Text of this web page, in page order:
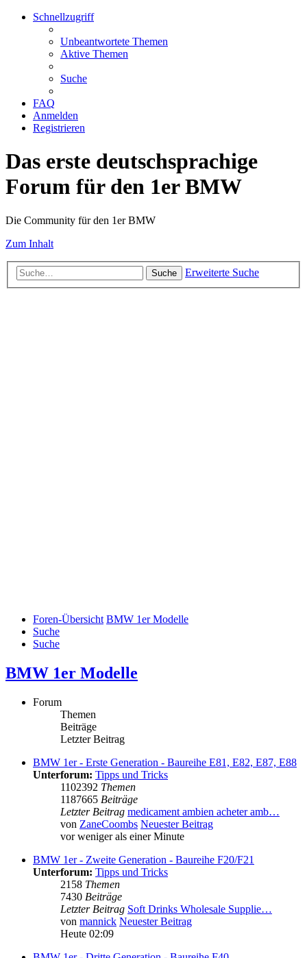
Schnellzugriff
Unbeantwortete Themen
Aktive Themen
Suche
FAQ
Anmelden
Registrieren
Das erste deutschsprachige
Forum für den 1er BMW
Die Community für den 1er BMW
Zum Inhalt
Suche Erweiterte Suche
Foren-Übersicht BMW 1er Modelle
Suche
Suche
BMW 1er Modelle
Forum
Themen
Beiträge
Letzter Beitrag
BMW 1er - Erste Generation - Baureihe E81, E82, E87, E88
Unterforum: Tipps und Tricks
1102392 Themen
1187665 Beiträge
Letzter Beitrag medicament ambien acheter amb…
von ZaneCoombs Neuester Beitrag
vor weniger als einer Minute
BMW 1er - Zweite Generation - Baureihe F20/F21
Unterforum: Tipps und Tricks
2158 Themen
7430 Beiträge
Letzter Beitrag Soft Drinks Wholesale Supplie…
von mannick Neuester Beitrag
Heute 02:09